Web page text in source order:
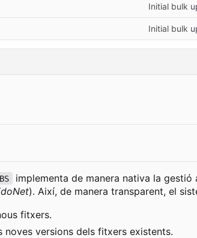
Initial bulk
Initial bulk
implementa de manera nativa la
). Així, de manera transparent, el
fitxers.
noves versions dels fitxers existents.